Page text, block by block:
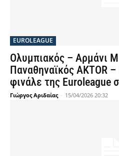
EUROLEAGUE
Ολυμπιακός – Αρμάνι
Παναθηναϊκός AKTOR
φινάλε της Euroleague
Γιώργος Αριδαίας - 15/04/2026 20:32